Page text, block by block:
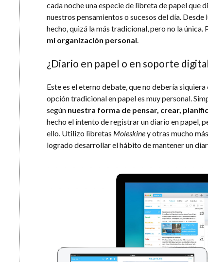
cada noche una especie de libreta de papel que
nuestros pensamientos o sucesos del día.
hecho, quizá la más tradicional, pero no la
mi organización personal.
¿Diario en papel o en soporte
Este es el eterno debate, que no debería
opción tradicional en papel es muy personal.
según nuestra forma de pensar, crear,
hecho el intento de registrar un diario en papel,
ello. Utilizo libretas Moleskiney otras mucho
logrado desarrollar el hábito de mantener un